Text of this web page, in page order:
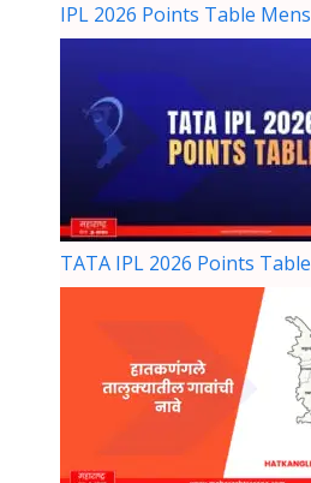
IPL 2026 Points Table Mens
TATA IPL 2026 Points Table